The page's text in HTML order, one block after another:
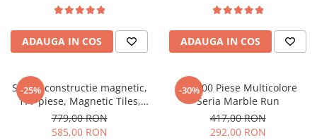
ADAUGA IN COS ADAUGA IN COS
-25%
Set de constructie magnetic,
177 piese, Magnetic Tiles,
Pastel de forme geometrice
diferite, 2D, 3D
779,00 RON
585,00 RON
-30%
Set 100 Piese Multicolore
Seria Marble Run
417,00 RON
292,00 RON